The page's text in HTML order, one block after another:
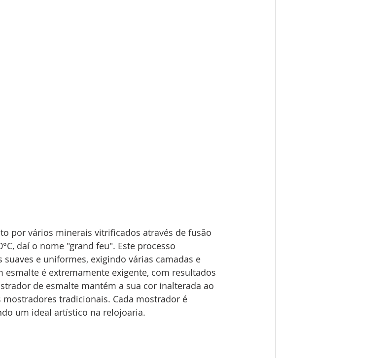
por vários minerais vitrificados através de fusão
daí o nome "grand feu". Este processo
e uniformes, exigindo várias camadas e
esmalte é extremamente exigente, com resultados
de esmalte mantém a sua cor inalterada ao
tradicionais. Cada mostrador é
um ideal artístico na relojoaria.